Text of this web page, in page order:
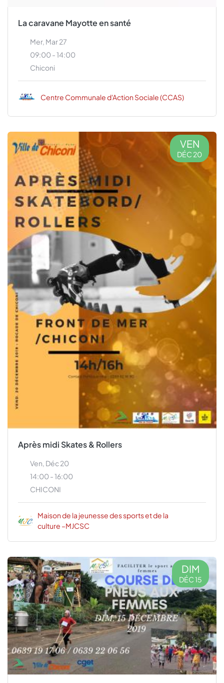
La caravane Mayotte en santé
Mer, Mar 27
09:00 - 14:00
Chiconi
Centre Communale d'Action Sociale (CCAS)
VEN
DÉC 20
Après midi Skates & Rollers
Ven, Déc 20
14:00 - 16:00
CHICONI
Maison de la jeunesse des sports et de la
culture –MJCSC
DIM
DÉC 15